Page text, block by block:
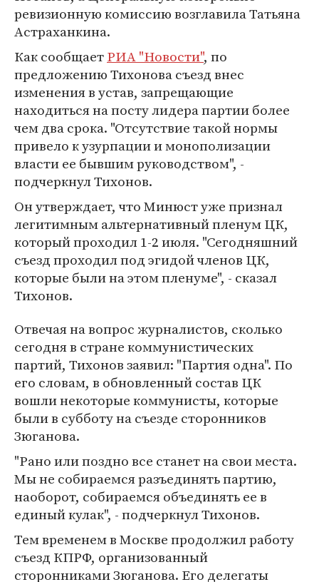
ревизионную комиссию возглавила Татьяна
Астраханкина.
Как сообщаетРИА "Новости", по
предложению Тихонова съезд внес
изменения в устав, запрещающие
находиться на посту лидера партии более
чем два срока. "Отсутствие такой нормы
привело к узурпации и монополизации
власти ее бывшим руководством", -
подчеркнул Тихонов.
Он утверждает, что Минюст уже признал
легитимным альтернативный пленум ЦК,
который проходил 1-2 июля. "Сегодняшний
съезд проходил под эгидой членов ЦК,
которые были на этом пленуме", - сказал
Тихонов.
Отвечая на вопрос журналистов, сколько
сегодня в стране коммунистических
партий, Тихонов заявил: "Партия одна". По
его словам, в обновленный состав ЦК
вошли некоторые коммунисты, которые
были в субботу на съезде сторонников
Зюганова.
"Рано или поздно все станет на свои места.
Мы не собираемся разъединять партию,
наоборот, собираемся объединять ее в
единый кулак", - подчеркнул Тихонов.
Тем временем в Москве продолжил работу
съезд КПРФ, организованный
сторонниками Зюганова. Его делегаты